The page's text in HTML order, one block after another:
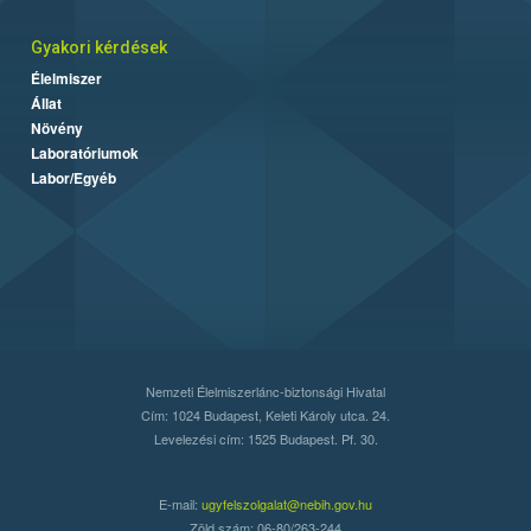
Gyakori kérdések
Élelmiszer
Állat
Növény
Laboratóriumok
Labor/Egyéb
Nemzeti Élelmiszerlánc-biztonsági Hivatal
Cím: 1024 Budapest, Keleti Károly utca. 24.
Levelezési cím: 1525 Budapest. Pf. 30.
E-mail: ugyfelszolgalat@nebih.gov.hu